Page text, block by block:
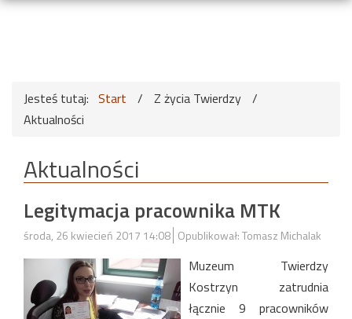
Jesteś tutaj: Start / Z życia Twierdzy /
Aktualności
Aktualności
Legitymacja pracownika MTK
środa, 26 kwiecień 2017 14:08 Opublikował: Tomasz Michalak
Muzeum Twierdzy
Kostrzyn zatrudnia
łącznie 9 pracowników